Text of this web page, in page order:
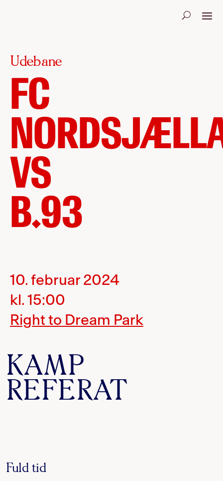
Udebane
FC
VS
B.93
10. februar 2024
kl. 15:00
Right to Dream Park
KAMP
REFERAT
Fuld tid